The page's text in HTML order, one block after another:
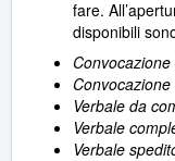
fare.
disponibili
Verbale da
Verbale
Verbale